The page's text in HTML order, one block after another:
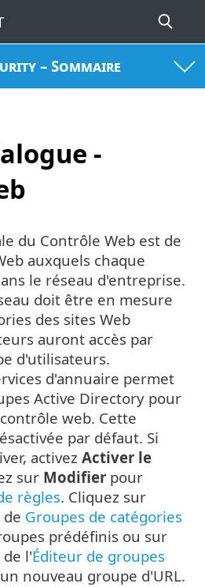
– Sommaire
-
du Contrôle Web est de
auxquels chaque
le réseau d'entreprise.
doit être en mesure
des sites Web
auront accès par
d'utilisateurs.
d'annuaire permet
Active Directory pour
web. Cette
par défaut. Si
activez Activer le
sur Modifier pour
règles. Cliquez sur
Groupes de catégories
prédéfinis ou sur
l'Éditeur de groupes
nouveau groupe d'URL.